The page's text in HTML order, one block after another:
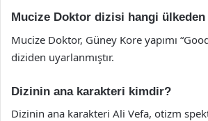
Mucize Doktor dizisi hangi ülkeden
Mucize Doktor, Güney Kore yapımı
diziden uyarlanmıştır.
Dizinin ana karakteri kimdir?
Dizinin ana karakteri Ali Vefa, otizm